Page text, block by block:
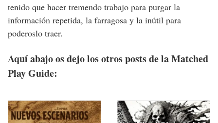
tenido que hacer tremendo trabajo para purgar la
información repetida, la farragosa y la inútil para
poderoslo traer.
Aquí abajo os dejo los otros posts de la Matched
Play Guide: